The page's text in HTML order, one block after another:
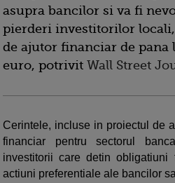
asupra bancilor si va fi
pierderi investitorilor
de ajutor financiar de pana
euro, potrivit Wall Street
Cerintele, incluse in proiectul de
financiar pentru sectorul
investitorii care detin
actiuni preferentiale ale bancilor